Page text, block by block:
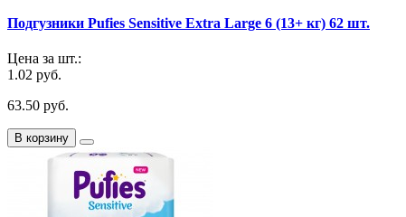
Подгузники Pufies Sensitive Extra Large 6 (13+ кг) 62 шт.
Цена за шт.:
1.02 руб.
63.50 руб.
В корзину